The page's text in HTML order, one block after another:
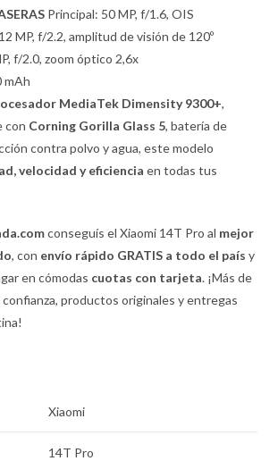
Principal: 50 MP, f/1.6, OIS
MP, f/2.2, amplitud de visión de 120º
f/2.0, zoom óptico 2,6x
mAh
MediaTek Dimensity 9300+,
con Corning Gorilla Glass 5, batería de
contra polvo y agua, este modelo
velocidad y eficiencia en todas tus
conseguís el Xiaomi 14T Pro al mejor
, con envío rápido GRATIS a todo el país y
en cómodas cuotas con tarjeta. ¡Más de
productos originales y entregas
Xiaomi
14T Pro